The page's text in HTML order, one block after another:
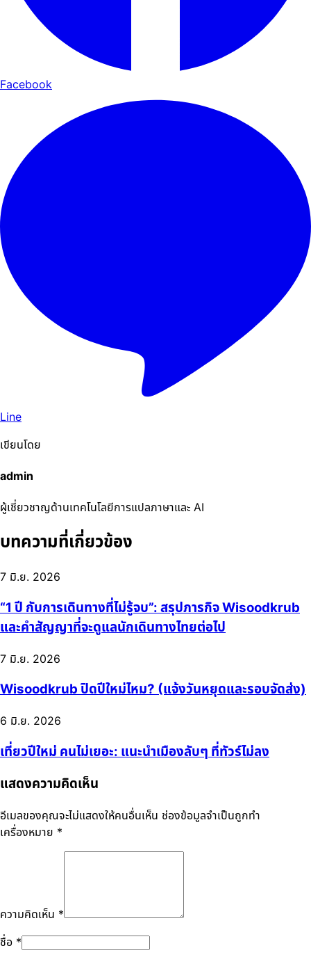
Facebook
Line
เขียนโดย
admin
ผู้เชี่ยวชาญด้านเทคโนโลยีการแปลภาษาและ AI
บทความที่เกี่ยวข้อง
7 มิ.ย. 2026
“1 ปี กับการเดินทางที่ไม่รู้จบ”: สรุปภารกิจ Wisoodkrub
และคำสัญญาที่จะดูแลนักเดินทางไทยต่อไป
7 มิ.ย. 2026
Wisoodkrub ปิดปีใหม่ไหม? (แจ้งวันหยุดและรอบจัดส่ง)
6 มิ.ย. 2026
เที่ยวปีใหม่ คนไม่เยอะ: แนะนำเมืองลับๆ ที่ทัวร์ไม่ลง
แสดงความคิดเห็น
อีเมลของคุณจะไม่แสดงให้คนอื่นเห็น ช่องข้อมูลจำเป็นถูกทำ
เครื่องหมาย *
ความคิดเห็น *
ชื่อ *